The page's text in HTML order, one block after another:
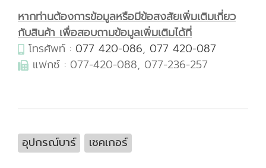
หากท่านต้องการข้อมูลหรือมีข้อสงสัยเพิ่มเติมเกี่ยว
กับสินค้า เพื่อสอบถามข้อมูลเพิ่มเติมได้ที่
โทรศัพท์ : 077 420-086, 077 420-087
แฟกซ์ : 077-420-088, 077-236-257
อุปกรณ์บาร์ เชคเกอร์